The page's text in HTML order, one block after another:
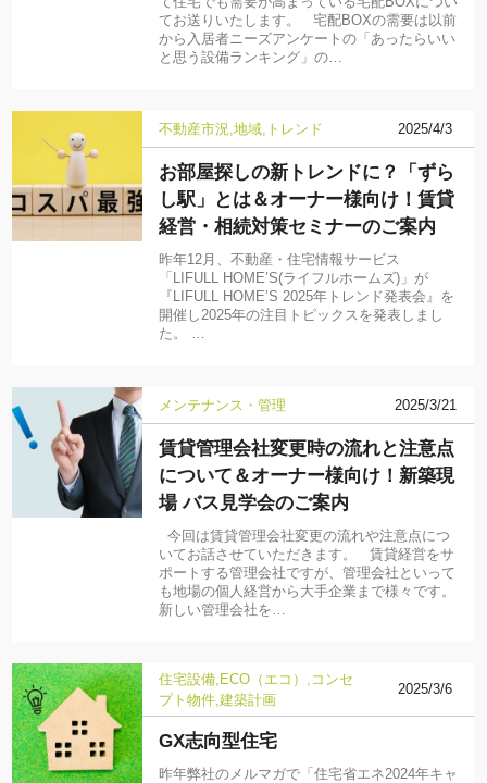
てお送りいたします。 宅配BOXの需要は以前
から入居者ニーズアンケートの「あったらいい
と思う設備ランキング」の…
不動産市況 地域 トレンド 2025/4/3
お部屋探しの新トレンドに？「ずら
し駅」とは＆オーナー様向け！賃貸
経営・相続対策セミナーのご案内
昨年12月、不動産・住宅情報サービス
「LIFULL HOME’S(ライフルホームズ)」が
『LIFULL HOME’S 2025年トレンド発表会』を
開催し2025年の注目トピックスを発表しまし
た。 …
メンテナンス・管理 2025/3/21
賃貸管理会社変更時の流れと注意点
について＆オーナー様向け！新築現
場 バス見学会のご案内
今回は賃貸管理会社変更の流れや注意点につ
いてお話させていただきます。 賃貸経営をサ
ポートする管理会社ですが、管理会社といって
も地場の個人経営から大手企業まで様々です。
新しい管理会社を…
住宅設備 ECO（エコ）
コンセ
プト物件 建築計画
2025/3/6
GX志向型住宅
昨年弊社のメルマガで「住宅省エネ2024年キャ